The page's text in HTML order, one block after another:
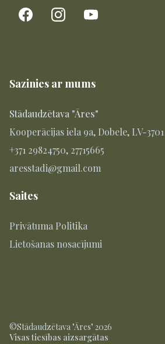
Sazinies ar mums
Stādaudzētava "Āres"
Kooperācijas iela 9a, Dobele, LV-3701
+371 29824750, 27715665
aresstadi@gmail.com
Saites
Privātuma Politika
Lietošanas nosacījumi
©Stādaudzētava "Āres" 2026
Visas tiesības aizsargātas